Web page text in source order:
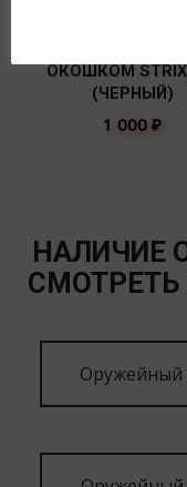
ОКОШКОМ
(ЧЕРНЫЙ)
1 000 ₽
НАЛИЧИЕ
СМОТРЕТЬ
Оружейный